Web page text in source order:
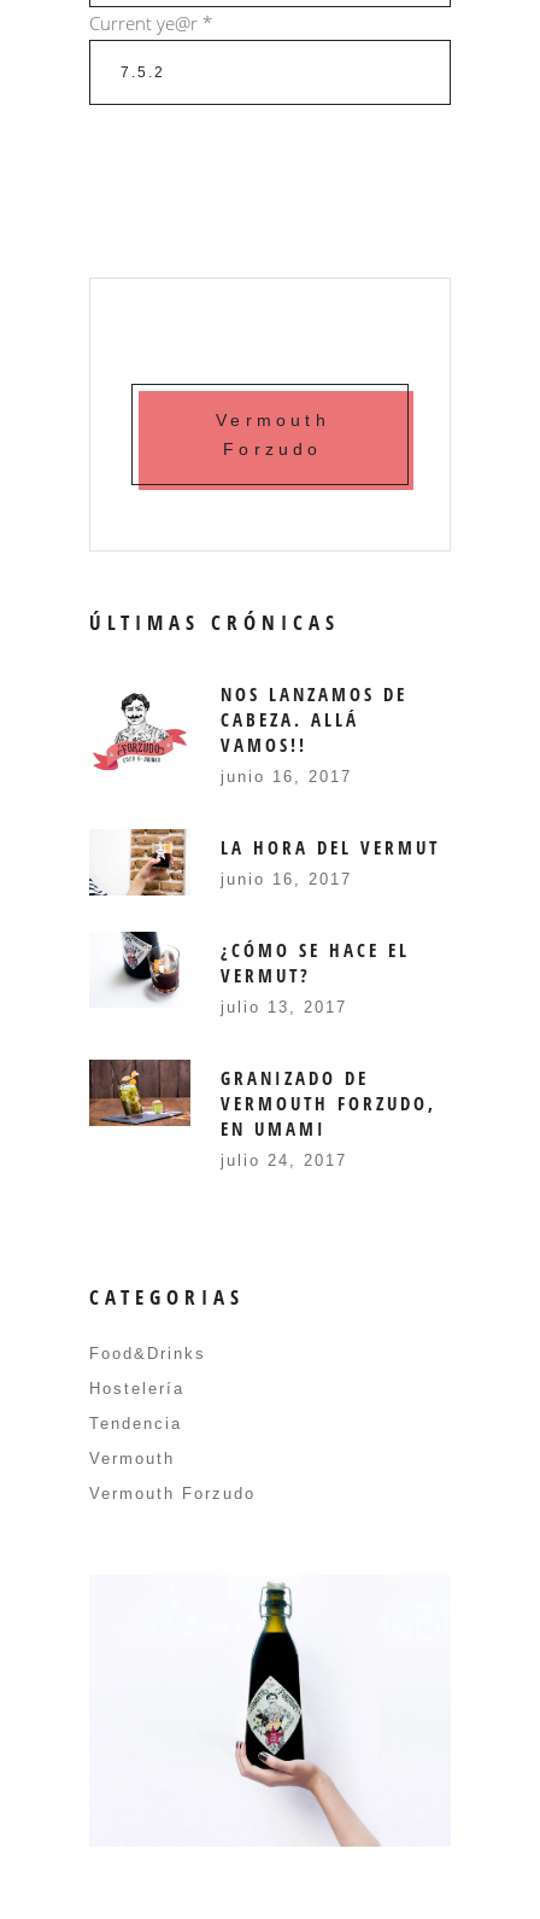
Current ye@r *
Vermouth
Forzudo
ÚLTIMAS CRÓNICAS
NOS LANZAMOS DE
CABEZA. ALLÁ
VAMOS!!
junio 16, 2017
LA HORA DEL VERMUT
junio 16, 2017
¿CÓMO SE HACE EL
VERMUT?
julio 13, 2017
GRANIZADO DE
VERMOUTH FORZUDO,
EN UMAMI
julio 24, 2017
CATEGORIAS
Food&Drinks
Hostelería
Tendencia
Vermouth
Vermouth Forzudo